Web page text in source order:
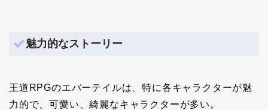
魅力的なストーリー
王道RPGのエバーテイルは、特に各キャラクターが魅
力的で、可愛い、綺麗なキャラクターが多い。